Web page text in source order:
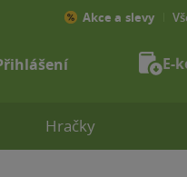
Hračky
Akce a slevy
E-